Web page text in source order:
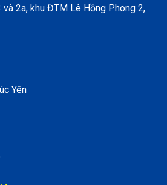
2a, khu ĐTM Lê Hồng Phong 2,
Yên